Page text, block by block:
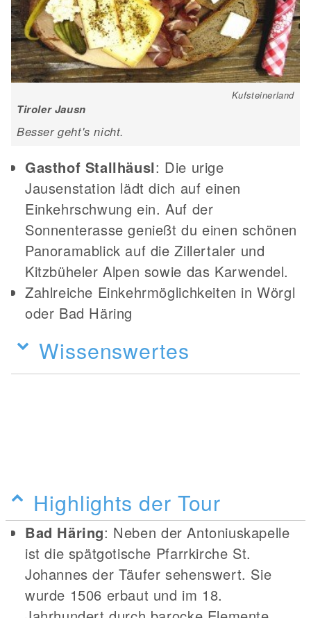
Kufsteinerland
Tiroler Jausn
Besser geht's nicht.
Gasthof Stallhäusl: Die urige
Jausenstation lädt dich auf einen
Einkehrschwung ein. Auf der
Sonnenterasse genießt du einen schönen
Panoramablick auf die Zillertaler und
Kitzbüheler Alpen sowie das Karwendel.
Zahlreiche Einkehrmöglichkeiten in Wörgl
oder Bad Häring
Wissenswertes
Highlights der Tour
Bad Häring: Neben der Antoniuskapelle
ist die spätgotische Pfarrkirche St.
Johannes der Täufer sehenswert. Sie
wurde 1506 erbaut und im 18.